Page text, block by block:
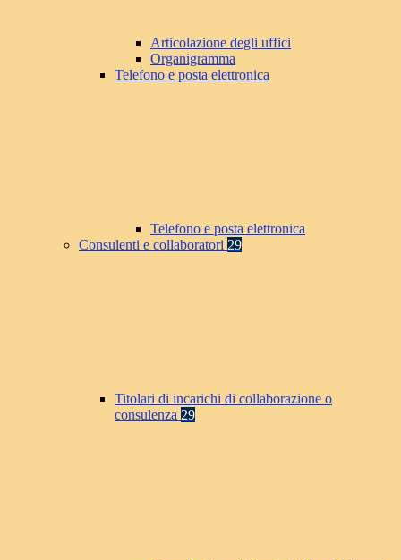
Articolazione degli uffici
Organigramma
Telefono e posta elettronica
Telefono e posta elettronica
Consulenti e collaboratori 29
Titolari di incarichi di collaborazione o
consulenza 29